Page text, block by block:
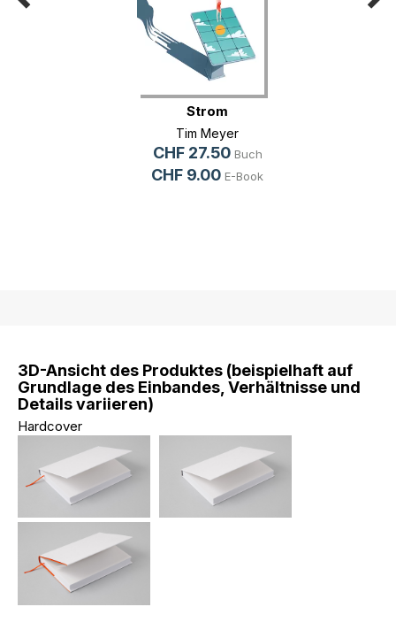
Strom
Tim Meyer
CHF 27.50 Buch
CHF 9.00 E-Book
3D-Ansicht des Produktes (beispielhaft auf
Grundlage des Einbandes, Verhältnisse und
Details variieren)
Hardcover